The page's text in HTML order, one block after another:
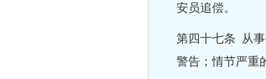
安员追偿。
第四十七条 从
警告；情节严重